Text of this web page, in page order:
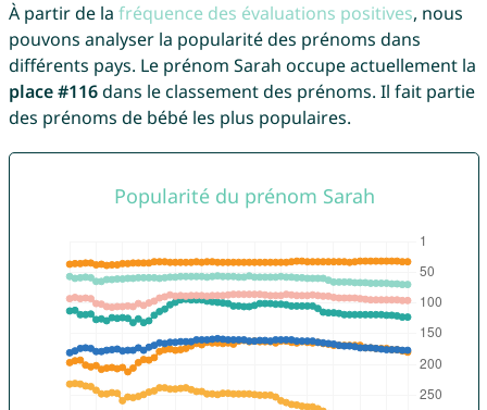
À partir de la fréquence des évaluations positives, nous
pouvons analyser la popularité des prénoms dans
différents pays. Le prénom Sarah occupe actuellement la
place #116dans le classement des prénoms. Il fait partie
des prénoms de bébé les plus populaires.